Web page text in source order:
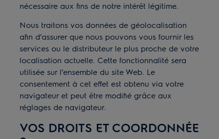
nécessaire aux fins de notre intérêt légitime.
Nous traitons vos données de géolocalisation
afin d’assurer que nous pouvons vous fournir les
services ou le distributeur le plus proche de votre
localisation actuelle. Cette fonctionnalité sera
utilisée sur l’ensemble du site Web. Le
consentement à cet effet est obtenu via votre
navigateur et peut être modifié grâce aux
réglages de navigateur.
VOS DROITS ET COORDONNÉE